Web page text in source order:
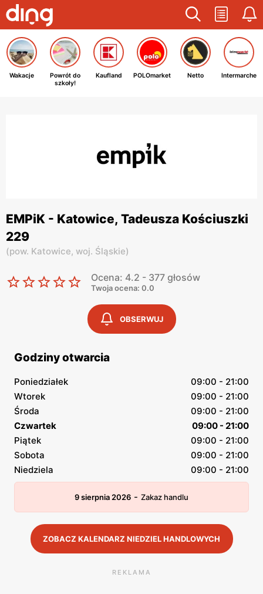
Wakacje
Powrót do
szkoły!
Kaufland POLOmarket Netto Intermarche
EMPiK - Katowice, Tadeusza Kościuszki
229
(pow. Katowice, woj. Śląskie)
Ocena: 4.2 - 377 głosów
Twoja ocena: 0.0
OBSERWUJ
Godziny otwarcia
Poniedziałek
09:00 - 21:00
Wtorek
09:00 - 21:00
Środa
09:00 - 21:00
Czwartek
09:00 - 21:00
Piątek
09:00 - 21:00
Sobota
09:00 - 21:00
Niedziela
09:00 - 21:00
9 sierpnia 2026 - Zakaz handlu
ZOBACZ KALENDARZ NIEDZIEL HANDLOWYCH
REKLAMA